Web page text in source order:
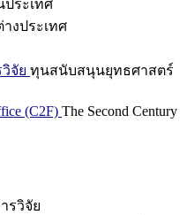
ระเทศ
งประเทศ
จัย ทุนสนับสนุนยุทธศาสตร์
(C2F) The Second Century
รวิจัย